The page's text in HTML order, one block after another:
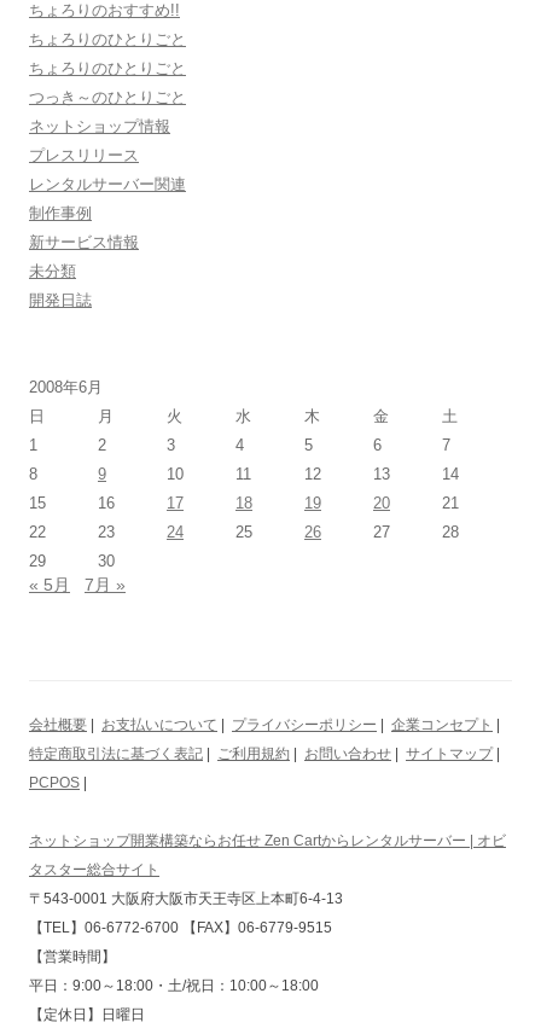
ちょろりのおすすめ!!
ちょろりのひとりごと
ちょろりのひとりごと
つっき～のひとりごと
ネットショップ情報
プレスリリース
レンタルサーバー関連
制作事例
新サービス情報
未分類
開発日誌
2008年6月
日
月 火 水 木 金
土
1
2 3 4 5 6
7
8
9 10 11 12 13
14
15
16 17 18 19 20
21
22
23 24 25 26 27
28
29
30
« 5月 7月 »
会社概要 お支払いについて プライバシーポリシー 企業コンセプト
特定商取引法に基づく表記
ご利用規約 お問い合わせ サイトマップ|
PCPOS
ネットショップ開業構築ならお任せ Zen Cartからレンタルサーバー | オビ
タスター総合サイト
〒543-0001 大阪府大阪市天王寺区上本町6-4-13
【TEL】06-6772-6700 【FAX】06-6779-9515
【営業時間】
平日：9:00～18:00・土/祝日：10:00～18:00
【定休日】日曜日